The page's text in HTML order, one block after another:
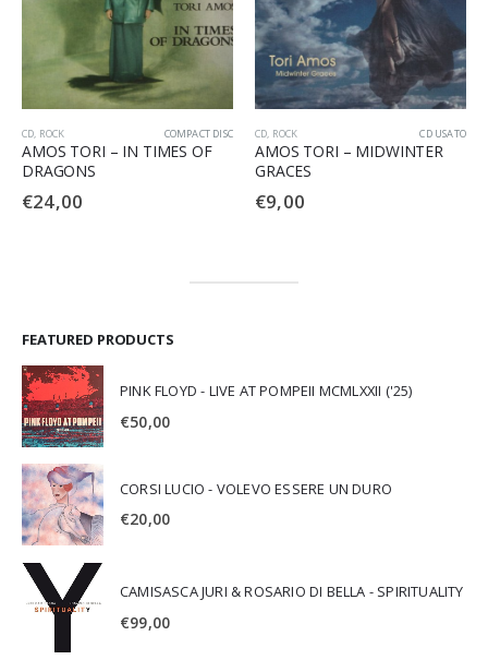
COMPACT DISC
CD, ROCK
AMOS TORI – IN TIMES OF
DRAGONS
€24,00
CD USATO
CD, ROCK
AMOS TORI – MIDWINTER
GRACES
€9,00
FEATURED PRODUCTS
PINK FLOYD - LIVE AT POMPEII MCMLXXII ('25)
€50,00
CORSI LUCIO - VOLEVO ESSERE UN DURO
€20,00
CAMISASCA JURI & ROSARIO DI BELLA - SPIRITUALITY
€99,00